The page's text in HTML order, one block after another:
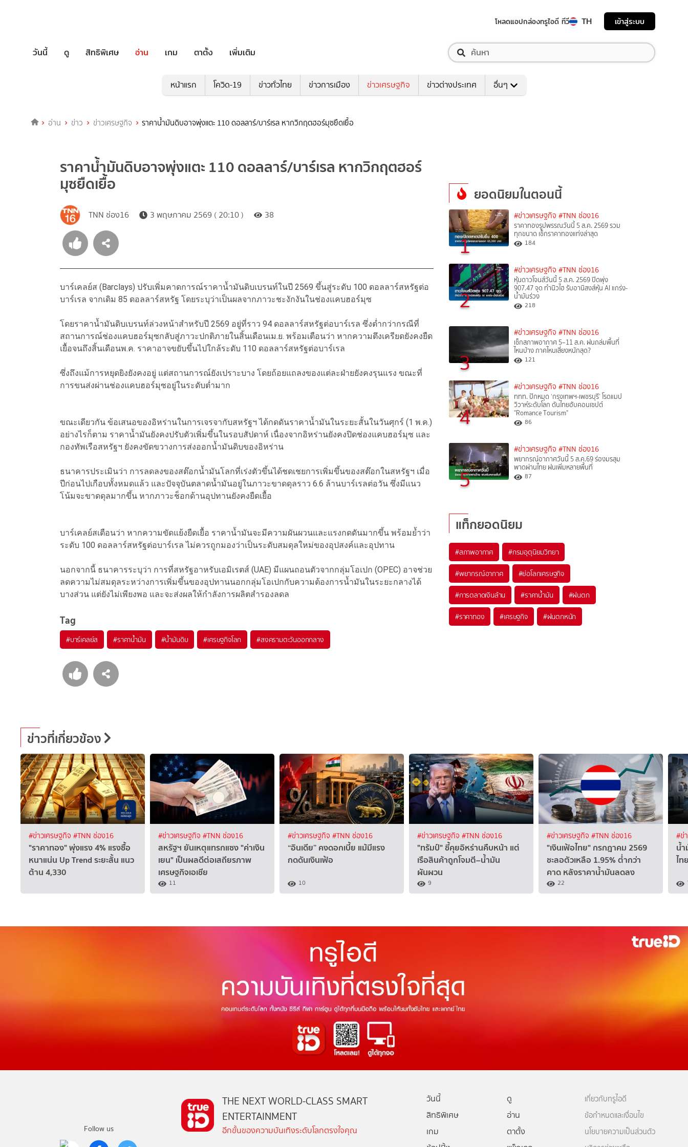
โหลดแอปกล่องทรูไอดี ทีวี TH เข้าสู่ระบบ
วันนี้ ดู สิทธิพิเศษ อ่าน เกม ตาตั้ง เพิ่มเติม
หน้าแรก โควิด-19 ข่าวทั่วไทย ข่าวการเมือง ข่าวเศรษฐกิจ ข่าวต่างประเทศ อื่นๆ
อ่าน ข่าว ข่าวเศรษฐกิจ ราคาน้ำมันดิบอาจพุ่งแตะ 110 ดอลลาร์/บาร์เรล หากวิกฤตฮอร์มุซยืดเยื้อ
ราคาน้ำมันดิบอาจพุ่งแตะ 110 ดอลลาร์/บาร์เรล หากวิกฤตฮอร์
มุซยืดเยื้อ
TNN ช่อง16 3 พฤษภาคม 2569 ( 20:10 ) 38
บาร์เคลย์ส (Barclays) ปรับเพิ่มคาดการณ์ราคาน้ำมันดิบเบรนท์ในปี 2569 ขึ้นสู่ระดับ 100 ดอลลาร์สหรัฐต่อ
บาร์เรล จากเดิม 85 ดอลลาร์สหรัฐ โดยระบุว่าเป็นผลจากภาวะชะงักงันในช่องแคบฮอร์มุซ
โดยราคาน้ำมันดิบเบรนท์ล่วงหน้าสำหรับปี 2569 อยู่ที่ราว 94 ดอลลาร์สหรัฐต่อบาร์เรล ซึ่งต่ำกว่ากรณีที่
สถานการณ์ช่องแคบฮอร์มุซกลับสู่ภาวะปกติภายในสิ้นเดือนเม.ย. พร้อมเตือนว่า หากความตึงเครียดยังคงยืด
เยื้อจนถึงสิ้นเดือนพ.ค. ราคาอาจขยับขึ้นไปใกล้ระดับ 110 ดอลลาร์สหรัฐต่อบาร์เรล
ซึ่งถึงแม้การหยุดยิงยังคงอยู่ แต่สถานการณ์ยังเปราะบาง โดยถ้อยแถลงของแต่ละฝ่ายยังคงรุนแรง ขณะที่
การขนส่งผ่านช่องแคบฮอร์มุซอยู่ในระดับต่ำมาก
ขณะเดียวกัน ข้อเสนอของอิหร่านในการเจรจากับสหรัฐฯ ได้กดดันราคาน้ำมันในระยะสั้นในวันศุกร์ (1 พ.ค.)
อย่างไรก็ตาม ราคาน้ำมันยังคงปรับตัวเพิ่มขึ้นในรอบสัปดาห์ เนื่องจากอิหร่านยังคงปิดช่องแคบฮอร์มุซ และ
กองทัพเรือสหรัฐฯ ยังคงขัดขวางการส่งออกน้ำมันดิบของอิหร่าน
ธนาคารประเมินว่า การลดลงของสต๊อกน้ำมันโลกที่เร่งตัวขึ้นได้ชดเชยการเพิ่มขึ้นของสต๊อกในสหรัฐฯ เมื่อ
ปีก่อนไปเกือบทั้งหมดแล้ว และปัจจุบันตลาดน้ำมันอยู่ในภาวะขาดดุลราว 6.6 ล้านบาร์เรลต่อวัน ซึ่งมีแนว
โน้มจะขาดดุลมากขึ้น หากภาวะช็อกด้านอุปทานยังคงยืดเยื้อ
บาร์เคลย์สเตือนว่า หากความขัดแย้งยืดเยื้อ ราคาน้ำมันจะมีความผันผวนและแรงกดดันมากขึ้น พร้อมย้ำว่า
ระดับ 100 ดอลลาร์สหรัฐต่อบาร์เรล ไม่ควรถูกมองว่าเป็นระดับสมดุลใหม่ของอุปสงค์และอุปทาน
นอกจากนี้ ธนาคารระบุว่า การที่สหรัฐอาหรับเอมิเรตส์ (UAE) มีแผนถอนตัวจากกลุ่มโอเปก (OPEC) อาจช่วย
ลดความไม่สมดุลระหว่างการเพิ่มขึ้นของอุปทานนอกกลุ่มโอเปกกับความต้องการน้ำมันในระยะกลางได้
บางส่วน แต่ยังไม่เพียงพอ และจะส่งผลให้กำลังการผลิตสำรองลดล
Tag
#บาร์เคลย์ส #ราคาน้ำมัน #น้ำมันดิบ #เศรษฐกิจโลก #สงครามตะวันออกกลาง
ยอดนิยมในตอนนี้
1
#ข่าวเศรษฐกิจ #TNN ช่อง16
ราคาทองรูปพรรณวันนี้ 5 ส.ค. 2569 รวม
ทุกขนาด เช็กราคาทองแท่งล่าสุด
184
2
#ข่าวเศรษฐกิจ #TNN ช่อง16
หุ้นดาวโจนส์วันนี้ 5 ส.ค. 2569 ปิดพุ่ง
907.47 จุด ทำนิวไฮ รับอานิสงส์หุ้น AI แกร่ง-
น้ำมันร่วง
218
3
#ข่าวเศรษฐกิจ #TNN ช่อง16
เช็กสภาพอากาศ 5–11 ส.ค. ฝนถล่มพื้นที่
ไหนบ้าง ภาคไหนเสี่ยงหนักสุด?
121
4
#ข่าวเศรษฐกิจ #TNN ช่อง16
ททท. ปักหมุด ‘กรุงเทพฯ-เพชรบุรี’ โรดแมป
วิวาห์ระดับโลก ดันไทยฮับคอนเซปต์
"Romance Tourism"
86
5
#ข่าวเศรษฐกิจ #TNN ช่อง16
พยากรณ์อากาศวันนี้ 5 ส.ค.69 ร่องมรสุม
พาดผ่านไทย ฝนเพิ่มหลายพื้นที่
87
แท็กยอดนิยม
#สภาพอากาศ #กรมอุตุนิยมวิทยา
#พยากรณ์อากาศ #ย่อโลกเศรษฐกิจ
#การตลาดเงินล้าน #ราคาน้ำมัน #ฝนตก
#ราคาทอง #เศรษฐกิจ #ฝนตกหนัก
ข่าวที่เกี่ยวข้อง
#ข่าวเศรษฐกิจ #TNN ช่อง16
"ราคาทอง" พุ่งแรง 4% แรงซื้อ
หนาแน่น Up Trend ระยะสั้น แนว
ต้าน 4,330
#ข่าวเศรษฐกิจ #TNN ช่อง16
สหรัฐฯ ยันเหตุแทรกแซง "ค่าเงิน
เยน" เป็นผลดีต่อเสถียรภาพ
เศรษฐกิจเอเชีย
11
#ข่าวเศรษฐกิจ #TNN ช่อง16
“อินเดีย” คงดอกเบี้ย แม้มีแรง
กดดันเงินเฟ้อ
10
#ข่าวเศรษฐกิจ #TNN ช่อง16
"ทรัมป์" ชี้คุยอิหร่านคืบหน้า แต่
เรือสินค้าถูกโจมตี–น้ำมัน
ผันผวน
9
#ข่าวเศรษฐกิจ #TNN ช่อง16
"เงินเฟ้อไทย" กรกฎาคม 2569
ชะลอตัวเหลือ 1.95% ต่ำกว่า
คาด หลังราคาน้ำมันลดลง
22
#ข่
น้
ไท
Follow us
THE NEXT WORLD-CLASS SMART
ENTERTAINMENT
อีกขั้นของความบันเทิงระดับโลกตรงใจคุณ
วันนี้
ดู
สิทธิพิเศษ
อ่าน
เกม
ตาตั้ง
เกี่ยวกับทรูไอดี
ข้อกำหนดและเงื่อนไข
นโยบายความเป็นส่วนตัว